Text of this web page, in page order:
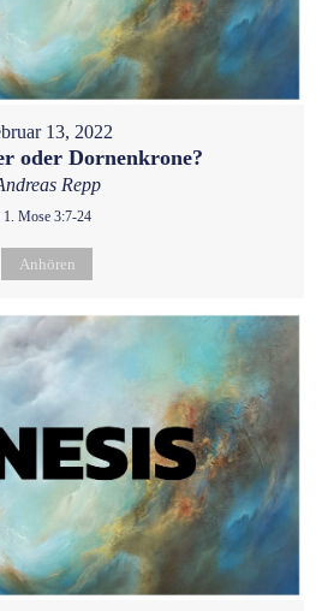
13, 2022
oder Dornenkrone?
Repp
1. Mose 3:7-24
Anhören